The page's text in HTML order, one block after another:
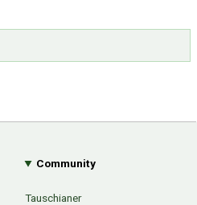
Community
Tauschianer